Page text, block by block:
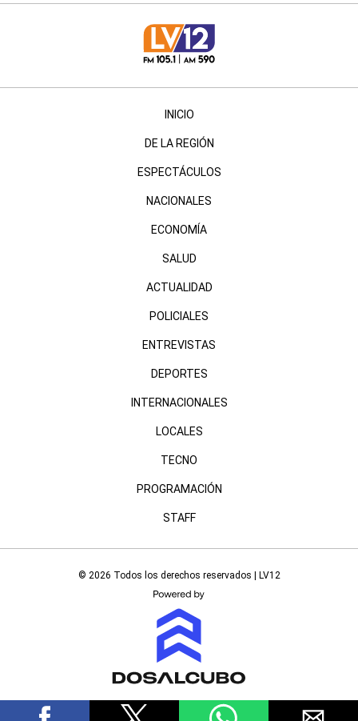
INICIO
DE LA REGIÓN
ESPECTÁCULOS
NACIONALES
ECONOMÍA
SALUD
ACTUALIDAD
POLICIALES
ENTREVISTAS
DEPORTES
INTERNACIONALES
LOCALES
TECNO
PROGRAMACIÓN
STAFF
© 2026 Todos los derechos reservados | LV12